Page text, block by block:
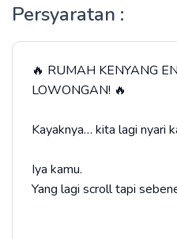
Persyaratan :
🔥 RUMAH KENYANG
LOWONGAN! 🔥
Kayaknya… kita lagi nyari
Iya kamu.
Yang lagi scroll tapi